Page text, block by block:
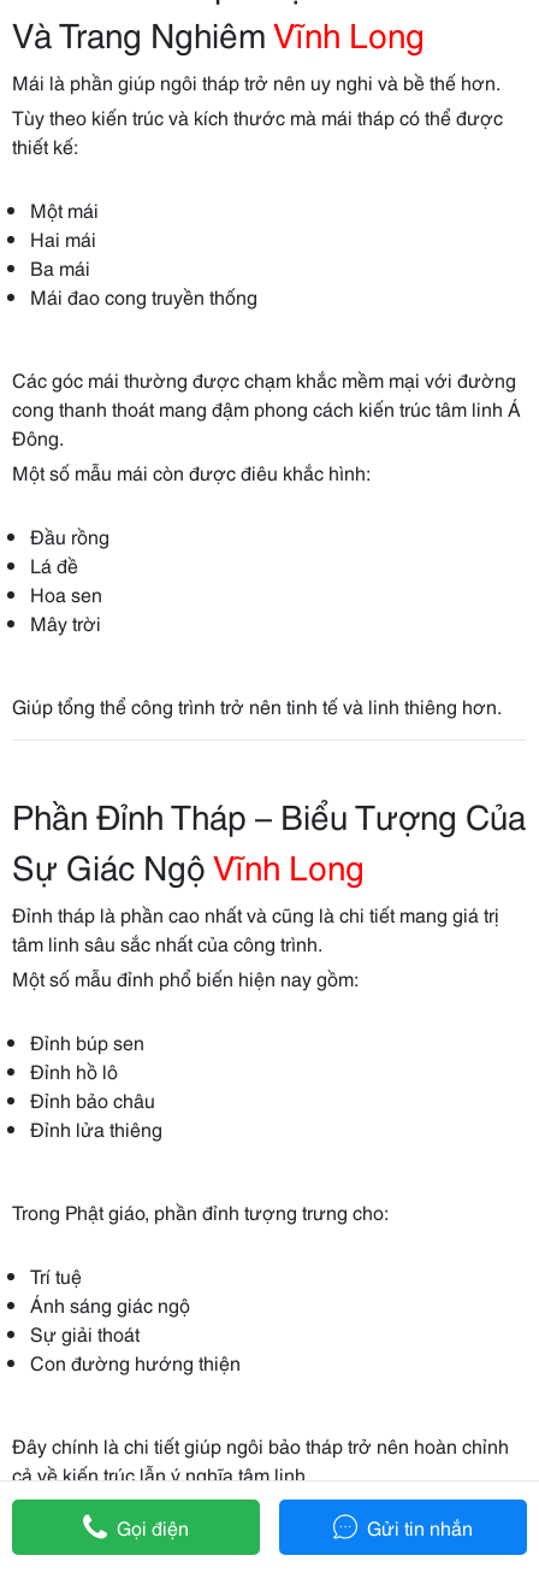
Và Trang NghiêmVĩnh Long
Mái là phần giúp ngôi tháp trở nên uy nghi và bề thế hơn.
Tùy theo kiến trúc và kích thước mà mái tháp có thể được
thiết kế:
Một mái
Hai mái
Ba mái
Mái đao cong truyền thống
Các góc mái thường được chạm khắc mềm mại với đường
cong thanh thoát mang đậm phong cách kiến trúc tâm linh Á
Đông.
Một số mẫu mái còn được điêu khắc hình:
Đầu rồng
Lá đề
Hoa sen
Mây trời
Giúp tổng thể công trình trở nên tinh tế và linh thiêng hơn.
Phần Đỉnh Tháp – Biểu Tượng Của
Sự Giác NgộVĩnh Long
Đỉnh tháp là phần cao nhất và cũng là chi tiết mang giá trị
tâm linh sâu sắc nhất của công trình.
Một số mẫu đỉnh phổ biến hiện nay gồm:
Đỉnh búp sen
Đỉnh hồ lô
Đỉnh bảo châu
Đỉnh lửa thiêng
Trong Phật giáo, phần đỉnh tượng trưng cho:
Trí tuệ
Ánh sáng giác ngộ
Sự giải thoát
Con đường hướng thiện
Đây chính là chi tiết giúp ngôi bảo tháp trở nên hoàn chỉnh
cả về kiến trúc lẫn ý nghĩa tâm linh.
Gọi điện Gửi tin nhắn